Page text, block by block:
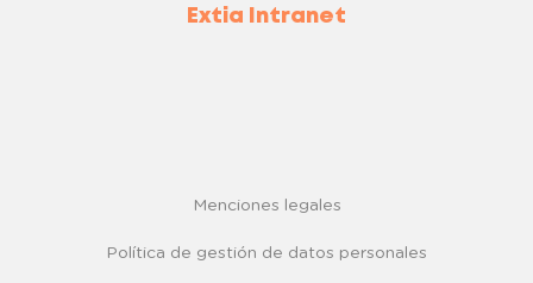
Extia Intranet
Menciones legales
Política de gestión de datos personales